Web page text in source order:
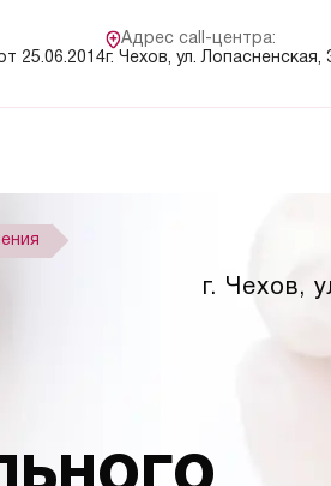
25.06.2014
Адрес call-центра:
г. Чехов, ул. Лопасненская,
г. Чехов,